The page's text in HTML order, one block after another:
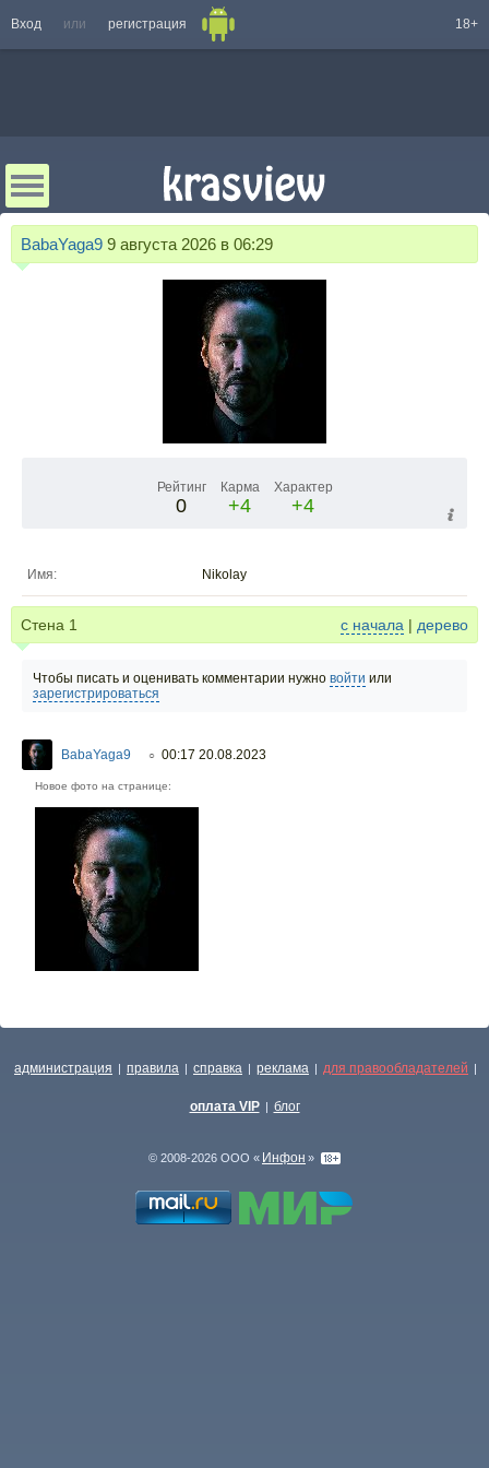
Вход или регистрация 18+
BabaYaga9 9 августа 2026 в 06:29
Рейтинг
0
Карма
+4
Характер
+4
Имя: Nikolay
Стена 1 с начала | дерево
Чтобы писать и оценивать комментарии нужно войти или
зарегистрироваться
BabaYaga9 ○ 00:17 20.08.2023
Новое фото на странице:
администрация | правила | справка | реклама | для правообладателей |
оплата VIP | блог
© 2008-2026 ООО « Инфон »